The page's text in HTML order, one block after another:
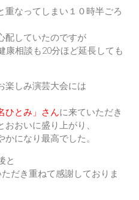
重なってしまい１０時半ごろ
配していたのですが
康相談も20分ほど延長しても
楽しみ演芸大会には
ひとみ」さんに来ていただき
おいに盛り上がり、
になり最高でした。
と
だき重ねて感謝しておりま